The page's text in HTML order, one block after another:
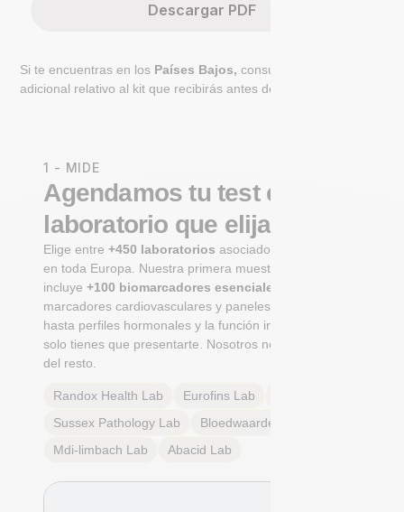
Descargar PDF
Si te encuentras en los Países Bajos, consulta el paso
adicional relativo al kit que recibirás antes de ir al laboratorio.
1 - MIDE
Agendamos tu test en un
laboratorio que elijas
Elige entre+450 laboratoriosasociados certificados
en toda Europa. Nuestra primera muestra integral
incluye+100 biomarcadores esenciales
marcadores cardiovasculares y paneles metabólicos
hasta perfiles hormonales y la función inmunológica. Tú
solo tienes que presentarte. Nosotros nos encargamos
del resto.
Randox Health Lab Eurofins Lab
Sussex Pathology Lab Bloedwaardentest
Mdi-limbach Lab Abacid Lab